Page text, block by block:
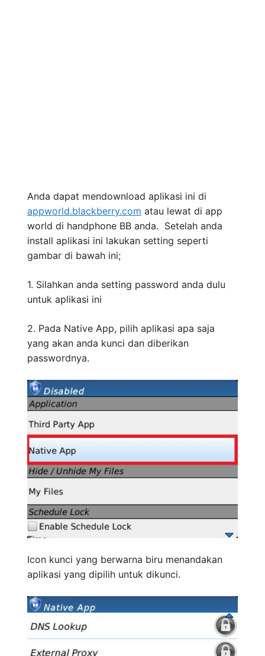
Anda dapat mendownload aplikasi ini di
appworld.blackberry.com atau lewat di app
world di handphone BB anda. Setelah anda
install aplikasi ini lakukan setting seperti
gambar di bawah ini;
1. Silahkan anda setting password anda dulu
untuk aplikasi ini
2. Pada Native App, pilih aplikasi apa saja
yang akan anda kunci dan diberikan
passwordnya.
Icon kunci yang berwarna biru menandakan
aplikasi yang dipilih untuk dikunci.